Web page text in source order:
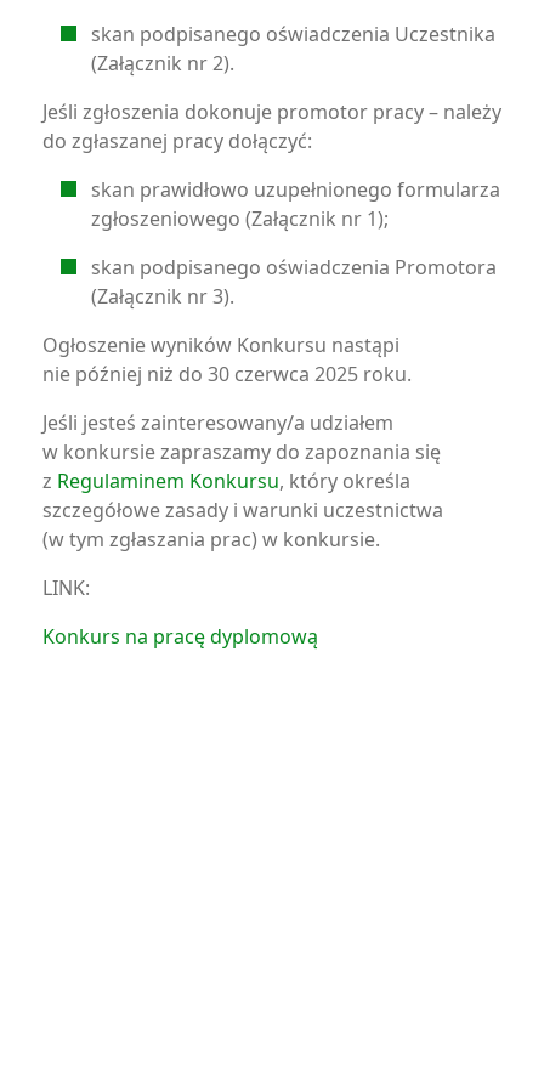
skan podpisanego oświadczenia Uczestnika
(Załącznik nr 2).
Jeśli zgłoszenia dokonuje promotor pracy – należy
do zgłaszanej pracy dołączyć:
skan prawidłowo uzupełnionego formularza
zgłoszeniowego (Załącznik nr 1);
skan podpisanego oświadczenia Promotora
(Załącznik nr 3).
Ogłoszenie wyników Konkursu nastąpi
nie później niż do 30 czerwca 2025 roku.
Jeśli jesteś zainteresowany/a udziałem
w konkursie zapraszamy do zapoznania się
z Regulaminem Konkursu, który określa
szczegółowe zasady i warunki uczestnictwa
(w tym zgłaszania prac) w konkursie.
LINK:
Konkurs na pracę dyplomową